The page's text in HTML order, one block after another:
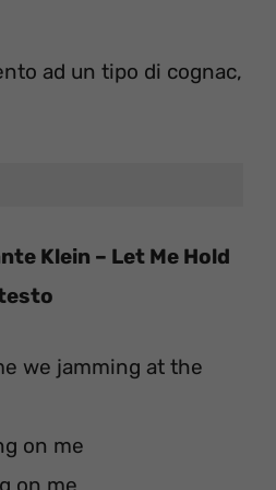
ad un tipo di cognac,
Klein – Let Me Hold
we jamming at the
on me